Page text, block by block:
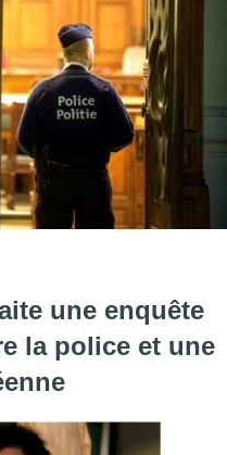
policier prévenu pour
une enquête
la police et une